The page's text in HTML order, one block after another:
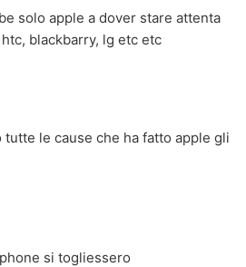
solo apple a dover stare attenta
blackbarry, lg etc etc
tutte le cause che ha fatto apple gli
si togliessero